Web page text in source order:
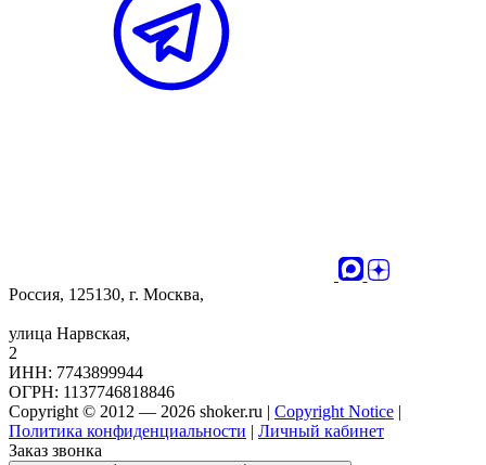
Россия, 125130, г. Москва,
улица Нарвская,
2
ИНН: 7743899944
ОГРН: 1137746818846
Copyright © 2012 — 2026 shoker.ru | Copyright Notice |
Политика конфиденциальности | Личный кабинет
Заказ звонка